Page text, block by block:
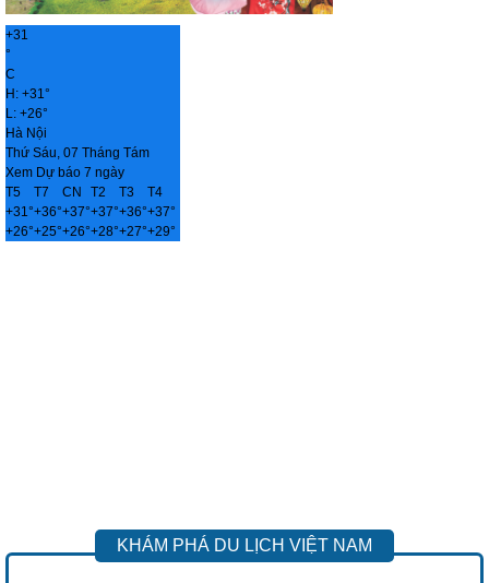
+31
°
C
H: +31°
L: +26°
Hà Nội
Thứ Sáu, 07 Tháng Tám
Xem Dự báo 7 ngày
T5
T7 CN T2 T3
T4
+31°+36°+37°+37°+36°+37°
+26°+25°+26°+28°+27°+29°
KHÁM PHÁ DU LỊCH VIỆT NAM